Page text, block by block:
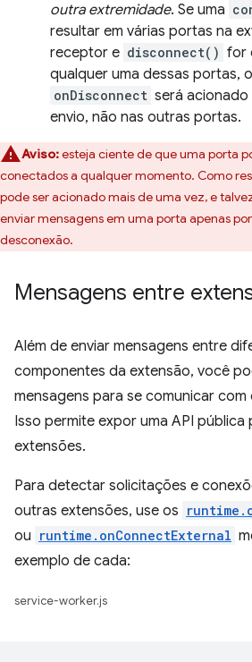
outra extremidade. Se uma
resultar em várias portas na
receptor e disconnect() for
qualquer uma dessas portas,
onDisconnect será
envio, não nas outras portas.
Aviso:esteja ciente de que uma porta
conectados a qualquer momento. Como
pode ser acionado mais de uma vez, e
enviar mensagens em uma porta apenas
desconexão.
Mensagens entre
Além de enviar mensagens entre
componentes da extensão, você
mensagens para se comunicar
Isso permite expor uma API pública
extensões.
Para detectar solicitações e
outras extensões, use os
ou runtime.onConnectExternal
exemplo de cada:
service-worker.js